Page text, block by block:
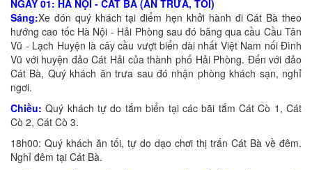
NGÀY 01: HÀ NỘI - CÁT BÀ (ĂN TRƯA, TỐI)
Sáng:Xe đón quý khách tại điểm hẹn khởi hành đi Cát Bà theo
hướng cao tốc Hà Nội - Hải Phòng sau đó băng qua cầu Cầu Tân
Vũ - Lạch Huyện là cây cầu vượt biển dài nhất Việt Nam nối Đình
Vũ với huyện đảo Cát Hải của thành phố Hải Phòng. Đến với đảo
Cát Bà, Quý khách ăn trưa sau đó nhận phòng khách sạn, nghỉ
ngơi.
Chiều: Quý khách tự do tắm biển tại các bãi tắm Cát Cò 1, Cát
Cò 2, Cát Cò 3.
18h00: Quý khách ăn tối, tự do dạo chơi thị trấn Cát Bà về đêm.
Nghỉ đêm tại Cát Bà.